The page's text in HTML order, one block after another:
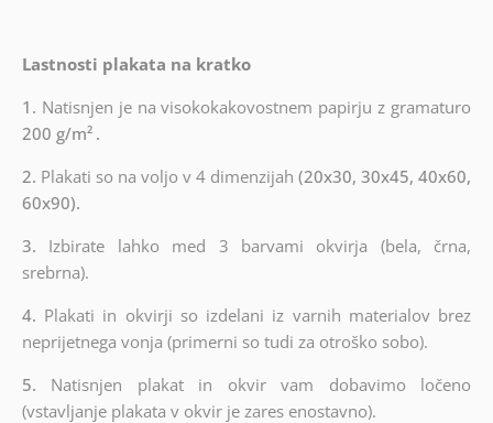
Lastnosti plakata na kratko
1. Natisnjen je na visokokakovostnem papirju z gramaturo
200 g/m² .
2. Plakati so na voljo v 4 dimenzijah(20x30, 30x45, 40x60,
60x90).
3. Izbirate lahko med 3 barvami okvirja (bela, črna,
srebrna).
4. Plakati in okvirji so izdelani iz varnih materialov brez
neprijetnega vonja (primerni so tudi za otroško sobo).
5. Natisnjen plakat in okvir vam dobavimo ločeno
(vstavljanje plakata v okvir je zares enostavno).